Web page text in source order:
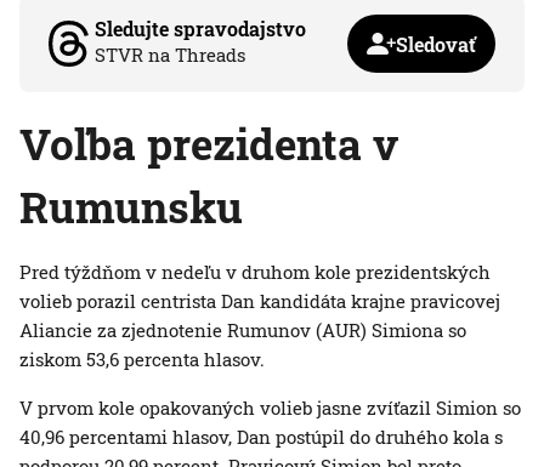
Sledujte spravodajstvo
STVR na Threads Sledovať
Voľba prezidenta v
Rumunsku
Pred týždňom v nedeľu v druhom kole prezidentských
volieb porazil centrista Dan kandidáta krajne pravicovej
Aliancie za zjednotenie Rumunov (AUR) Simiona so
ziskom 53,6 percenta hlasov.
V prvom kole opakovaných volieb jasne zvíťazil Simion so
40,96 percentami hlasov, Dan postúpil do druhého kola s